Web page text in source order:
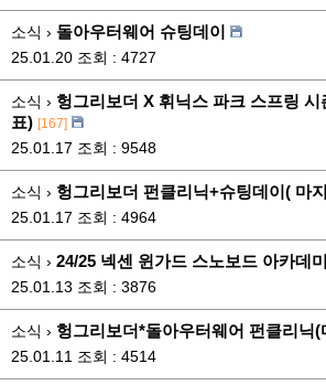
소식 › 돌아우터웨어 슈팅데이
25.01.20 조회 : 4727
소식 › 헝그리보더 X 휘닉스 파크 스프링
표) [167]
25.01.17 조회 : 9548
소식 › 헝그리보더 펀클리닉+슈팅데이( 마
25.01.17 조회 : 4964
소식 › 24/25 넥센 윈가드 스노보드 아카데
25.01.13 조회 : 3876
소식 › 헝그리보더*돌아우터웨어 펀클리닉(
25.01.11 조회 : 4514